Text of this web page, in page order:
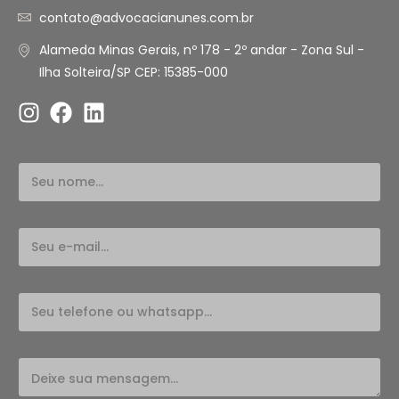
contato@advocacianunes.com.br
Alameda Minas Gerais, nº 178 - 2º andar - Zona Sul -
Ilha Solteira/SP CEP: 15385-000